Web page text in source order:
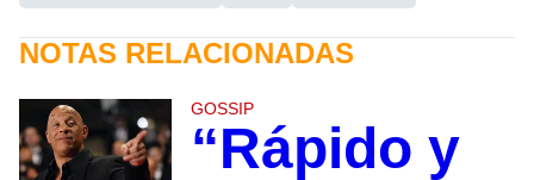
NOTAS RELACIONADAS
GOSSIP
“Rápido y